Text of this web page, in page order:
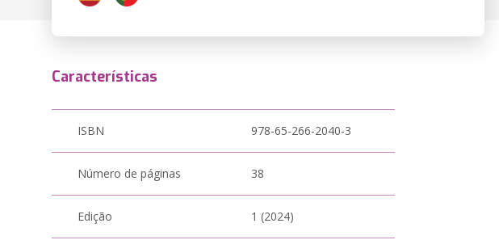
Características
ISBN 978-65-266-2040-3
Número de páginas 38
Edição 1 (2024)